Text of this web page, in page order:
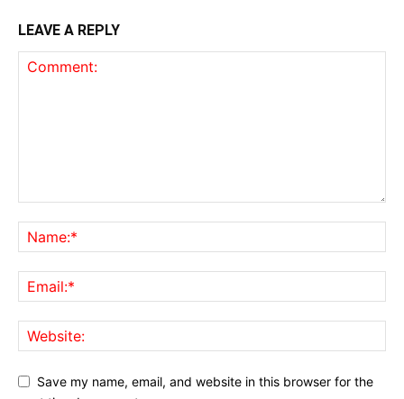
LEAVE A REPLY
Save my name, email, and website in this browser for the